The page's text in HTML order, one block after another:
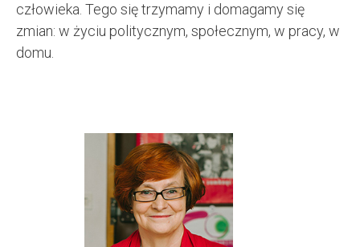
człowieka. Tego się trzymamy i domagamy się
zmian: w życiu politycznym, społecznym, w pracy, w
domu.